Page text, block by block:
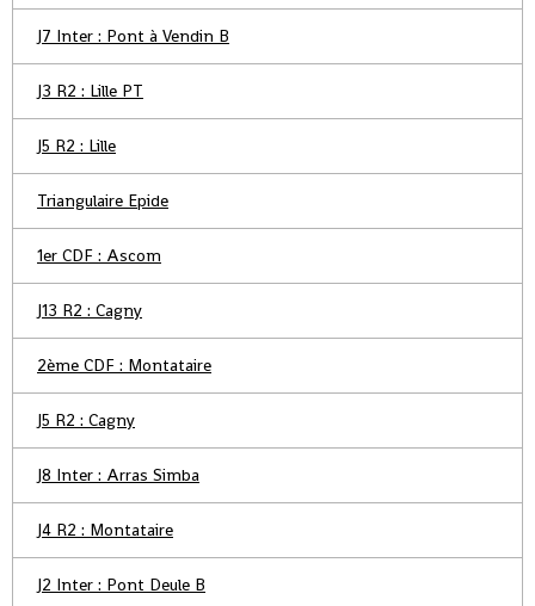
J7 Inter : Pont à Vendin B
J3 R2 : Lille PT
J5 R2 : Lille
Triangulaire Epide
1er CDF : Ascom
J13 R2 : Cagny
2ème CDF : Montataire
J5 R2 : Cagny
J8 Inter : Arras Simba
J4 R2 : Montataire
J2 Inter : Pont Deule B